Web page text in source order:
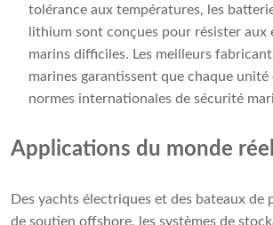
tolérance aux températures, les
lithium sont conçues pour résister aux
marins difficiles. Les meilleurs
marines garantissent que chaque
normes internationales de sécurité
Applications du monde réel
Des yachts électriques et des bateaux de
de soutien offshore, les systèmes de